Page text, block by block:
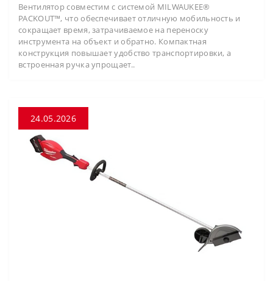
Вентилятор совместим с системой MILWAUKEE®
PACKOUT™, что обеспечивает отличную мобильность и
сокращает время, затрачиваемое на переноску
инструмента на объект и обратно. Компактная
конструкция повышает удобство транспортировки, а
встроенная ручка упрощает..
24.05.2026